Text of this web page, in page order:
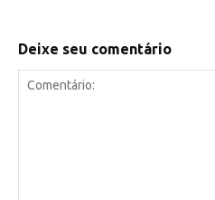
Deixe seu comentário